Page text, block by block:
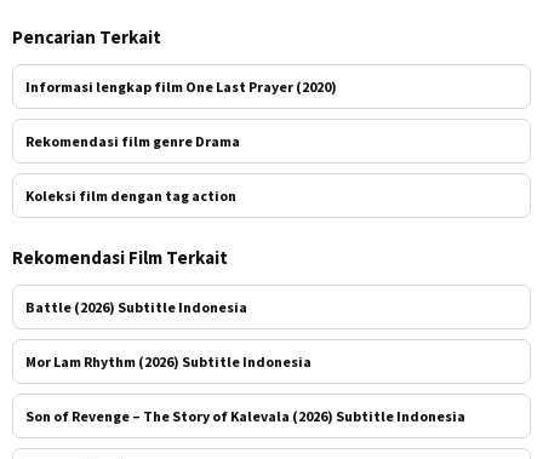
Pencarian Terkait
Informasi lengkap film One Last Prayer (2020)
Rekomendasi film genre Drama
Koleksi film dengan tag action
Rekomendasi Film Terkait
Battle (2026) Subtitle Indonesia
Mor Lam Rhythm (2026) Subtitle Indonesia
Son of Revenge – The Story of Kalevala (2026) Subtitle Indonesia